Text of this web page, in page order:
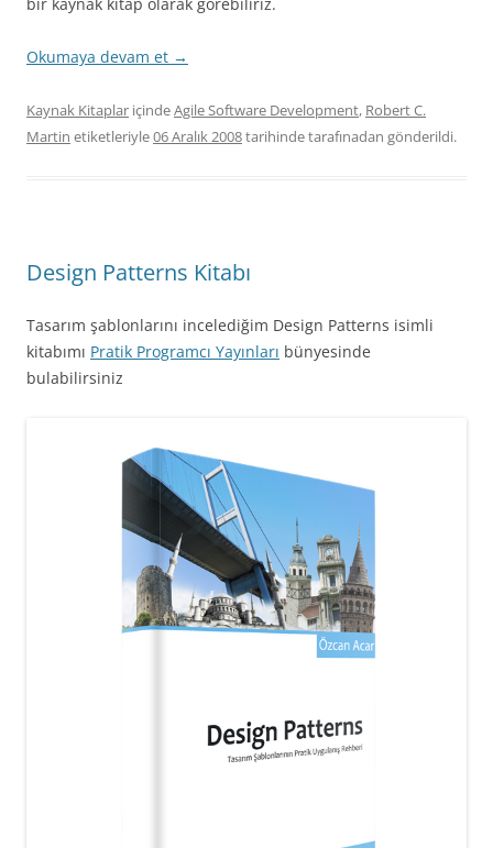
Okumaya devam et →
Kaynak Kitaplar içindeAgile Software Development, Robert C.
Martin etiketleriyle06 Aralık 2008tarihindetarafınadan gönderildi.
Design Patterns Kitabı
Tasarım şablonlarını incelediğim Design Patterns isimli
kitabımı Pratik Programcı Yayınları bünyesinde
bulabilirsiniz